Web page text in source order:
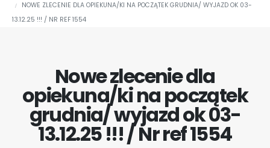
NOWE ZLECENIE DLA OPIEKUNA/KI NA POCZĄTEK GRUDNIA/ WYJAZD OK 03-
13.12.25 !!! / NR REF 1554
Nowe zlecenie dla
opiekuna/ki na początek
grudnia/ wyjazd ok 03-
13.12.25 !!! / Nr ref 1554